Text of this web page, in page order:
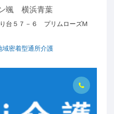
颯 横浜青葉
台５７－６ プリムローズM
域密着型通所介護